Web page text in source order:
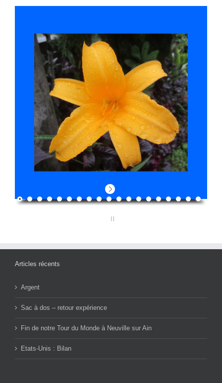
Articles récents
Argent
Sac à dos – retour expérience
Fin de notre Tour du Monde à Neuville sur Ain
Etats-Unis : Bilan